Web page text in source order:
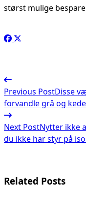
størst mulige
<span
class="nav-
subtitle
screen-
Previous PostDisse
forvandle grå og
Next PostNytter ikke
du ikke har styr på
Related Posts